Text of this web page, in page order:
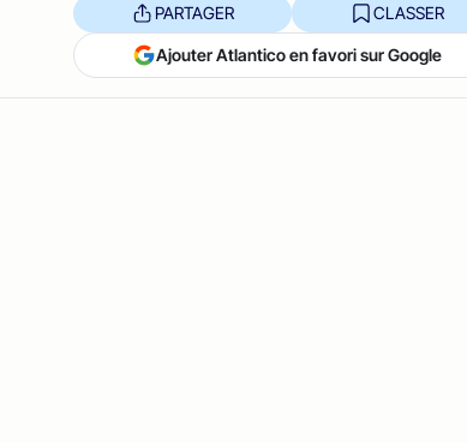
PARTAGER CLASSER
Ajouter Atlantico en favori sur Google